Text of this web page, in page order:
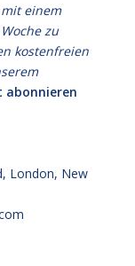
einem
zu
kostenfreien
abonnieren
London, New